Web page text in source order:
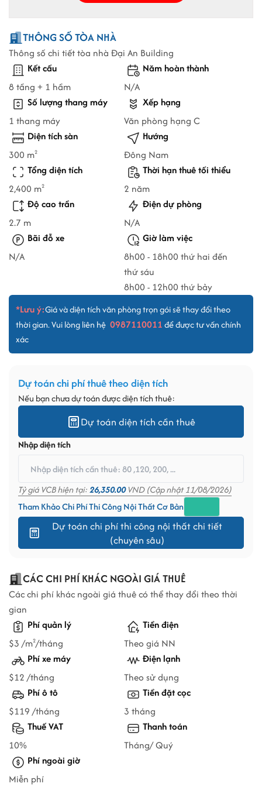
THÔNG SỐ TÒA NHÀ
Thông số chi tiết tòa nhà Đại An Building
Kết cấu
8 tầng + 1 hầm
Năm hoàn thành
N/A
Số lượng thang máy
1 thang máy
Xếp hạng
Văn phòng hạng C
Diện tích sàn
300 m2
Hướng
Đông Nam
Tổng diện tích
2,400 m2
Thời hạn thuê tối thiểu
2 năm
Độ cao trần
2.7 m
Điện dự phòng
N/A
Bãi đỗ xe
N/A
Giờ làm việc
8h00 - 18h00 thứ hai đến
thứ sáu
8h00 - 12h00 thứ bảy
*Lưu ý:Giá và diện tích văn phòng trọn gói sẽ thay đổi theo
thời gian. Vui lòng liên hệ 0987110011để được tư vấn chính
xác
Dự toán chi phí thuê theo diện tích
Nếu bạn chưa dự toán được diện tích thuê:
Dự toán diện tích cần thuê
Nhập diện tích
Tỷ giá VCB hiện tại:26,350.00VND (Cập nhật 11/08/2026)
Tham Khảo Chi Phí Thi Công Nội Thất Cơ Bản
Dự toán chi phí thi công nội thất chi tiết
(chuyên sâu)
CÁC CHI PHÍ KHÁC NGOÀI GIÁ THUÊ
Các chi phí khác ngoài giá thuê có thể thay đổi theo thời
gian
Phí quản lý
$3 /m2/tháng
Tiền điện
Theo giá NN
Phí xe máy
$12 /tháng
Điện lạnh
Theo sử dụng
Phí ô tô
$119 /tháng
Tiền đặt cọc
3 tháng
Thuế VAT
10%
Thanh toán
Tháng/ Quý
Phí ngoài giờ
Miễn phí